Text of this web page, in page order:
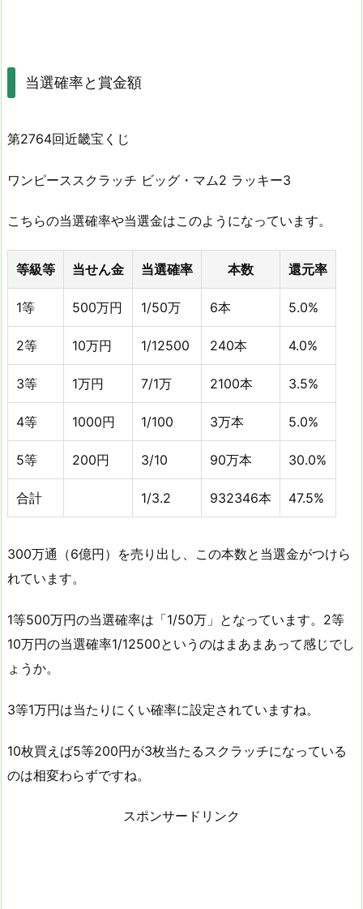
当選確率と賞金額
第2764回近畿宝くじ
ワンピーススクラッチ ビッグ・マム2 ラッキー3
こちらの当選確率や当選金はこのようになっています。
等級等 当せん金 当選確率 本数 還元率
1等 500万円 1/50万 6本 5.0%
2等 10万円 1/12500 240本 4.0%
3等 1万円 7/1万 2100本 3.5%
4等 1000円 1/100 3万本 5.0%
5等 200円 3/10 90万本 30.0%
合計 1/3.2 932346本 47.5%
300万通（6億円）を売り出し、この本数と当選金がつけら
れています。
1等500万円の当選確率は「1/50万」となっています。2等
10万円の当選確率1/12500というのはまあまあって感じでし
ょうか。
3等1万円は当たりにくい確率に設定されていますね。
10枚買えば5等200円が3枚当たるスクラッチになっている
のは相変わらずですね。
スポンサードリンク